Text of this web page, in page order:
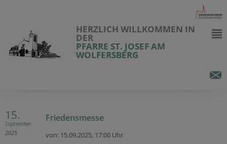
HERZLICH WILLKOMMEN IN
DER
PFARRE ST. JOSEF AM
WOLFERSBERG
15.
September
2025
Friedensmesse
von: 15.09.2025, 17:00 Uhr